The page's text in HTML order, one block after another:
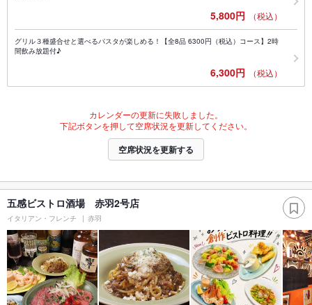
5,800円 （税込）
グリル３種盛合せと選べるパスタが楽しめる！【全8品 6300円（税込）コース】2時
間飲み放題付♪
6,300円 （税込）
カレンダーの更新に失敗しました。
下記ボタンを押して空席状況を更新してください。
空席状況を更新する
五感ビストロ酒場 赤羽2号店
イタリアン・フレンチ 赤羽